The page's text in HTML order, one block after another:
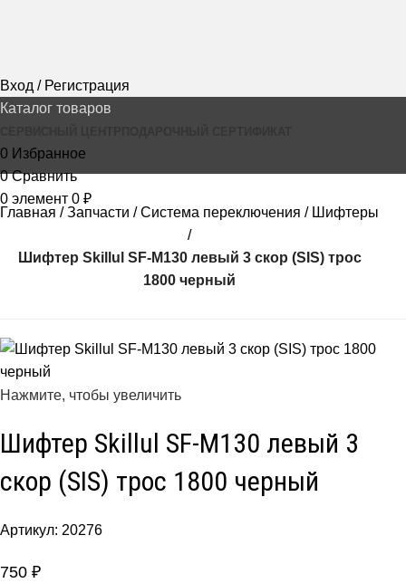
Вход / Регистрация
Каталог товаров
0 Избранное
0 Сравнить
0 элемент 0 ₽
Главная
Запчасти Система переключения Шифтеры
Шифтер Skillul SF-M130 левый 3 скор (SIS) трос
1800 черный
Нажмите, чтобы увеличить
Шифтер Skillul SF-M130 левый 3
скор (SIS) трос 1800 черный
Артикул: 20276
750 ₽